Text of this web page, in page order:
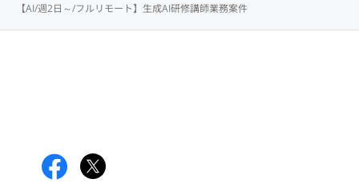
【AI/週2日～/フルリモート】生成AI研修講師業務案件